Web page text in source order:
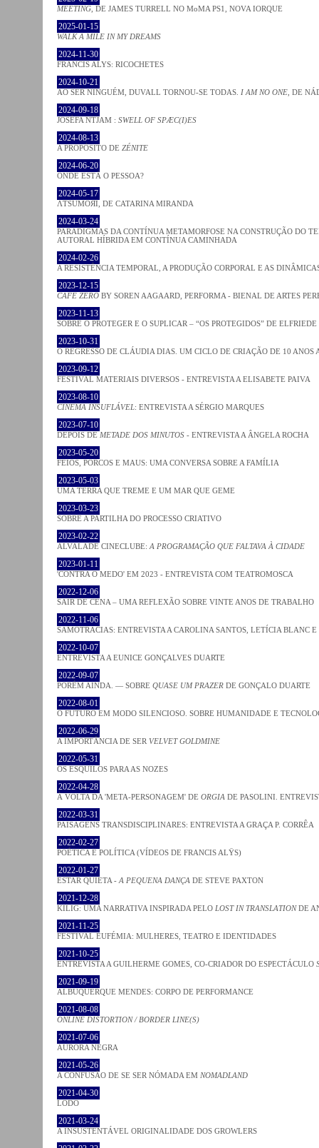
MEETING , DE JAMES TURRELL NO MoMA PS1, NOVA IORQUE
2025-01-15
WALK A MILE IN MY DREAMS
2024-11-30
FRANCIS ALYS: RICOCHETES
2024-10-21
AO SER NINGUÉM, DUVALL TORNOU-SE TODAS. I AM NO ONE , DE
2024-09-18
JOSÈFA NTJAM : SWELL OF SPÆC(I)ES
2024-08-13
A PROPÓSITO DE ZÉNITE
2024-06-20
ONDE ESTÁ O PESSOA?
2024-05-17
ΛƬSUMOЯI, DE CATARINA MIRANDA
2024-03-24
PARADIGMAS DA CONTÍNUA METAMORFOSE NA CONSTRUÇÃO DO
AUTORAL HÍBRIDA EM CONTÍNUA CAMINHADA
2024-02-26
A RESISTÊNCIA TEMPORAL, A PRODUÇÃO CORPORAL E AS
2023-12-15
CAFE ZERO BY SOREN AAGAARD, PERFORMA - BIENAL DE ARTES
2023-11-13
SOBRE O PROTEGER E O SUPLICAR – “OS PROTEGIDOS” DE
2023-10-31
O REGRESSO DE CLÁUDIA DIAS. UM CICLO DE CRIAÇÃO DE 10
2023-09-12
FESTIVAL MATERIAIS DIVERSOS - ENTREVISTA A ELISABETE PAIVA
2023-08-10
CINEMA INSUFLÁVEL: ENTREVISTA A SÉRGIO MARQUES
2023-07-10
DEPOIS DE METADE DOS MINUTOS - ENTREVISTA A ÂNGELA ROCHA
2023-05-20
FEIOS, PORCOS E MAUS: UMA CONVERSA SOBRE A FAMÍLIA
2023-05-03
UMA TERRA QUE TREME E UM MAR QUE GEME
2023-03-23
SOBRE A PARTILHA DO PROCESSO CRIATIVO
2023-02-22
ALVALADE CINECLUBE: A PROGRAMAÇÃO QUE FALTAVA À CIDADE
2023-01-11
'CONTRA O MEDO' EM 2023 - ENTREVISTA COM TEATROMOSCA
2022-12-06
SAIR DE CENA – UMA REFLEXÃO SOBRE VINTE ANOS DE TRABALHO
2022-11-06
SAMOTRACIAS: ENTREVISTA A CAROLINA SANTOS, LETÍCIA BLANC
2022-10-07
ENTREVISTA A EUNICE GONÇALVES DUARTE
2022-09-07
PORÉM AINDA. — SOBRE QUASE UM PRAZER DE GONÇALO DUARTE
2022-08-01
O FUTURO EM MODO SILENCIOSO. SOBRE HUMANIDADE E
2022-06-29
A IMPORTÂNCIA DE SER VELVET GOLDMINE
2022-05-31
OS ESQUILOS PARA AS NOZES
2022-04-28
À VOLTA DA 'META-PERSONAGEM' DE ORGIA DE PASOLINI.
2022-03-31
PAISAGENS TRANSDISCIPLINARES: ENTREVISTA A GRAÇA P. CORRÊA
2022-02-27
POÉTICA E POLÍTICA (VÍDEOS DE FRANCIS ALŸS)
2022-01-27
ESTAR QUIETA - A PEQUENA DANÇA DE STEVE PAXTON
2021-12-28
KILIG: UMA NARRATIVA INSPIRADA PELO LOST IN TRANSLATIONDE
2021-11-25
FESTIVAL EUFÉMIA: MULHERES, TEATRO E IDENTIDADES
2021-10-25
ENTREVISTA A GUILHERME GOMES, CO-CRIADOR DO ESPECTÁCULO
2021-09-19
ALBUQUERQUE MENDES: CORPO DE PERFORMANCE
2021-08-08
ONLINE DISTORTION / BORDER LINE(S)
2021-07-06
AURORA NEGRA
2021-05-26
A CONFUSÃO DE SE SER NÓMADA EM NOMADLAND
2021-04-30
LODO
2021-03-24
A INSUSTENTÁVEL ORIGINALIDADE DOS GROWLERS